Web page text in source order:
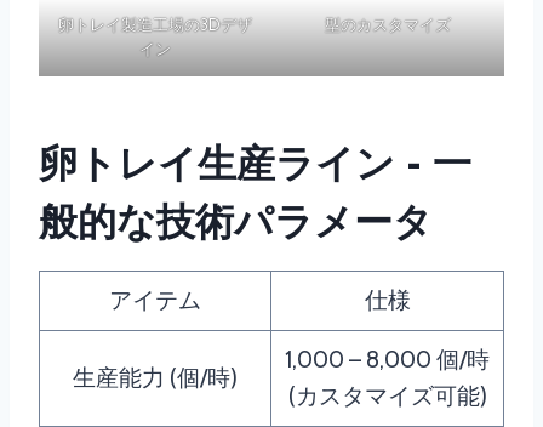
卵トレイ製造工場の3Dデザ
イン
型のカスタマイズ
卵トレイ生産ライン - 一
般的な技術パラメータ
アイテム 仕様
生産能力 (個/時)
1,000 – 8,000 個/時
(カスタマイズ可能)